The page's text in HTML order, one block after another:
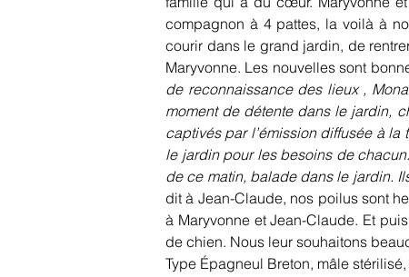
compagnon à 4 pattes, la voilà à
courir dans le grand jardin, de
Maryvonne. Les nouvelles sont
de reconnaissance des lieux ,
moment de détente dans le jardin,
captivés par l’émission diffusée à
le jardin pour les besoins de
de ce matin, balade dans le jardin.
dit à Jean-Claude, nos poilus sont
à Maryvonne et Jean-Claude. Et
de chien. Nous leur souhaitons
Type Épagneul Breton, mâle